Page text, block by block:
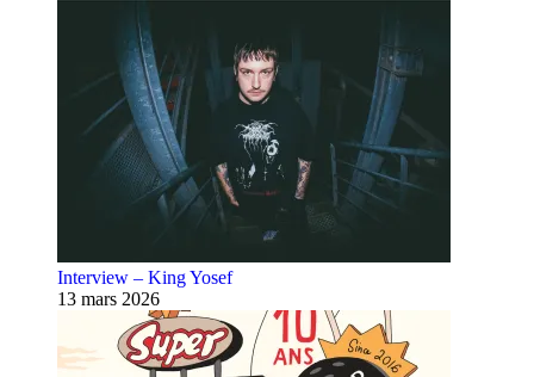
Interview – King Yosef
13 mars 2026